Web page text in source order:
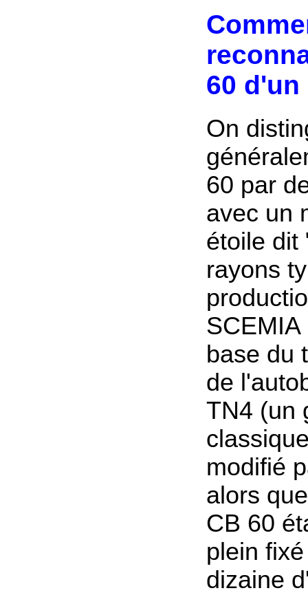
60 d'un
On
60 par
avec un
étoile dit
rayons
SCEMIA
base du
de
TN4 (un
modifié
alors
CB 60
plein
dizaine